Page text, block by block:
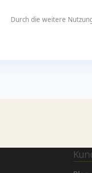
Durch die weitere